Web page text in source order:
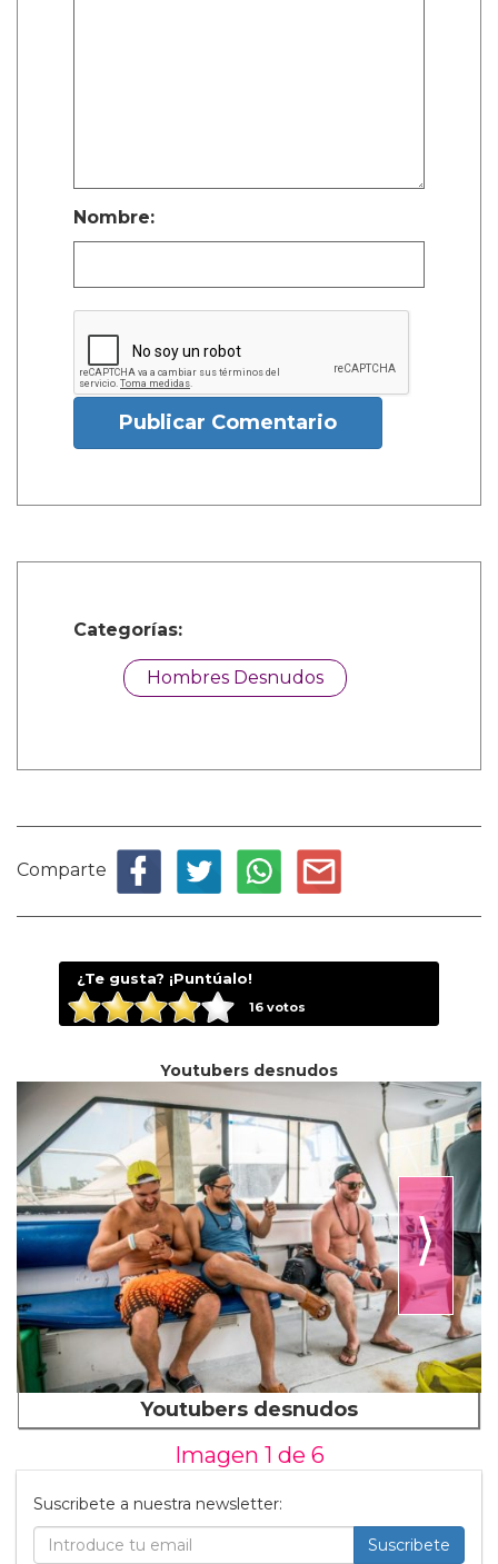
Nombre:
Publicar Comentario
Categorías:
Hombres Desnudos
Comparte
¿Te gusta? ¡Puntúalo!
16votos
Youtubers desnudos
⟩
Youtubers desnudos
Imagen 1 de 6
Suscribete a nuestra newsletter:
Suscribete